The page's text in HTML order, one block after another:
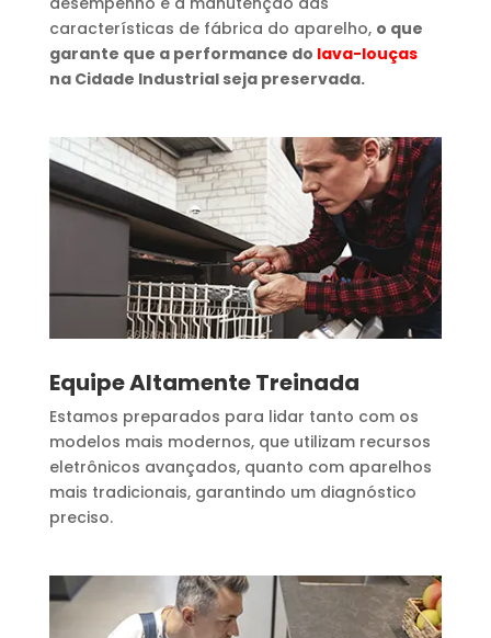
características de fábrica do aparelho, o que
garante que a performance do lava-louças
na Cidade Industrial seja preservada.
Equipe Altamente Treinada
Estamos preparados para lidar tanto com os
modelos mais modernos, que utilizam recursos
eletrônicos avançados, quanto com aparelhos
mais tradicionais, garantindo um diagnóstico
preciso.